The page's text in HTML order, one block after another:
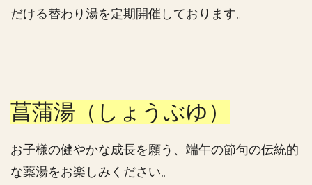
だける替わり湯を定期開催しております。
菖蒲湯（しょうぶゆ）
お子様の健やかな成長を願う、端午の節句の伝統的
な薬湯をお楽しみください。